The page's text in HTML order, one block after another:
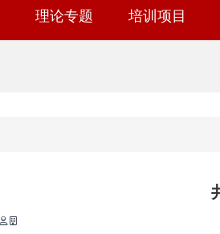
理论专题 培训项目
政协委员
人大代表
工会系
乡村振
社会治
中层履
大思政
红色教